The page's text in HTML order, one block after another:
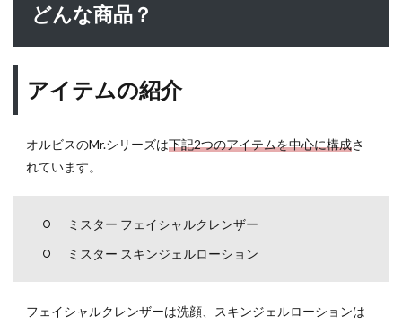
ってど
1.1
アイ
の紹
の肌
嬉し
来成
どんな商品？
アイテムの紹介
オルビスのMr.シリーズは下記2つのアイテムを中心に構成さ
れています。
ミスター フェイシャルクレンザー
ミスター スキンジェルローション
フェイシャルクレンザーは洗顔、スキンジェルローションは